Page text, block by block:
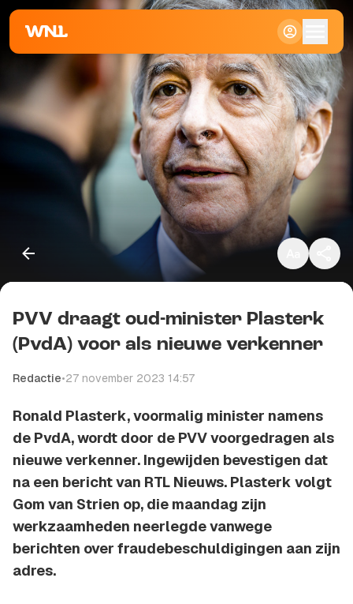
Klein
Standaard
Groot
Kopieer link
PVV draagt oud-minister Plasterk
(PvdA) voor als nieuwe verkenner
Redactie•27 november 2023 14:57
Ronald Plasterk, voormalig minister namens
de PvdA, wordt door de PVV voorgedragen als
nieuwe verkenner. Ingewijden bevestigen dat
na een bericht van RTL Nieuws. Plasterk volgt
Gom van Strien op, die maandag zijn
werkzaamheden neerlegde vanwege
berichten over fraudebeschuldigingen aan zijn
adres.